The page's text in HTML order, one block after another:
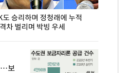
승리하며 정청래에 누적
차 벌리며 박빙 우세
…보